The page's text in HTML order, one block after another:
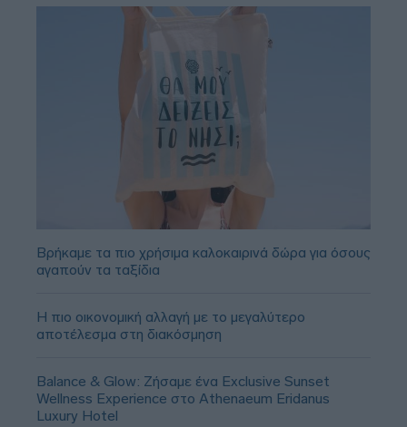
Βρήκαμε τα πιο χρήσιμα καλοκαιρινά δώρα για όσους
αγαπούν τα ταξίδια
Η πιο οικονομική αλλαγή με το μεγαλύτερο
αποτέλεσμα στη διακόσμηση
Balance & Glow: Ζήσαμε ένα Exclusive Sunset
Wellness Experience στο Athenaeum Eridanus
Luxury Hotel